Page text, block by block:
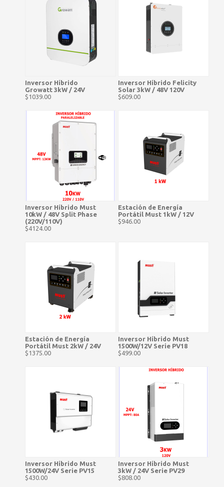
Inversor Híbrido
Growatt 3kW / 24V
$1039.00
Inversor Híbrido Felicity
Solar 3kW / 48V 120V
$609.00
Inversor Híbrido Must
10kW / 48V Split Phase
(220V/110V)
$4124.00
Estación de Energía
Portátil Must 1kW / 12V
$946.00
Estación de Energía
Portátil Must 2kW / 24V
$1375.00
Inversor Híbrido Must
1500W/12V Serie PV18
$499.00
Inversor Híbrido Must
1500W/24V Serie PV15
$430.00
Inversor Híbrido Must
3kW / 24V Serie PV29
$808.00